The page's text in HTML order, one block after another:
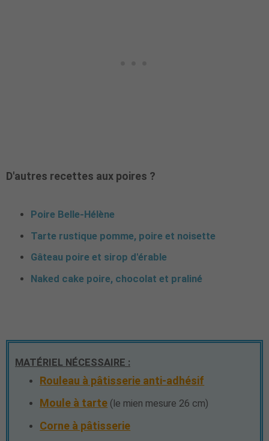
D'autres recettes aux poires ?
Poire Belle-Hélène
Tarte rustique pomme, poire et noisette
Gâteau poire et sirop d'érable
Naked cake poire, chocolat et praliné
MATÉRIEL NÉCESSAIRE :
Rouleau à pâtisserie anti-adhésif
Moule à tarte (le mien mesure 26 cm)
Corne à pâtisserie